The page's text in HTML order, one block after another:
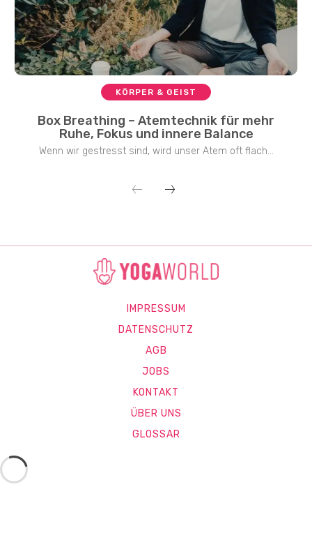
KÖRPER & GEIST
Box Breathing – Atemtechnik für mehr
Ruhe, Fokus und innere Balance
Wenn wir gestresst sind, wird unser Atem oft flach...
IMPRESSUM
DATENSCHUTZ
AGB
JOBS
KONTAKT
ÜBER UNS
GLOSSAR